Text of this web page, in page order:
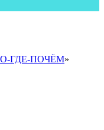
ГДЕ-ПОЧЁМ»